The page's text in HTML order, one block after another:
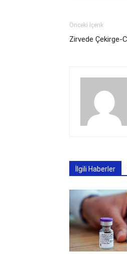
Önceki İçerik
Zirvede Çekirge-
İlgili Haberler